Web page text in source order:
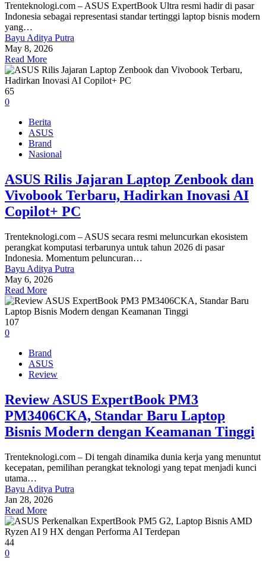
Trenteknologi.com – ASUS ExpertBook Ultra resmi hadir di pasar
Indonesia sebagai representasi standar tertinggi laptop bisnis modern
yang…
Bayu Aditya Putra
May 8, 2026
Read More
65
0
Berita
ASUS
Brand
Nasional
ASUS Rilis Jajaran Laptop Zenbook dan
Vivobook Terbaru, Hadirkan Inovasi AI
Copilot+ PC
Trenteknologi.com – ASUS secara resmi meluncurkan ekosistem
perangkat komputasi terbarunya untuk tahun 2026 di pasar
Indonesia. Momentum peluncuran…
Bayu Aditya Putra
May 6, 2026
Read More
107
0
Brand
ASUS
Review
Review ASUS ExpertBook PM3
PM3406CKA, Standar Baru Laptop
Bisnis Modern dengan Keamanan Tinggi
Trenteknologi.com – Di tengah dinamika dunia kerja yang menuntut
kecepatan, pemilihan perangkat teknologi yang tepat menjadi kunci
utama…
Bayu Aditya Putra
Jan 28, 2026
Read More
44
0